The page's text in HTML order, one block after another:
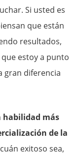
Si usted es
que están
resultados,
estoy a punto
gran diferencia
habilidad más
de la
exitoso sea,